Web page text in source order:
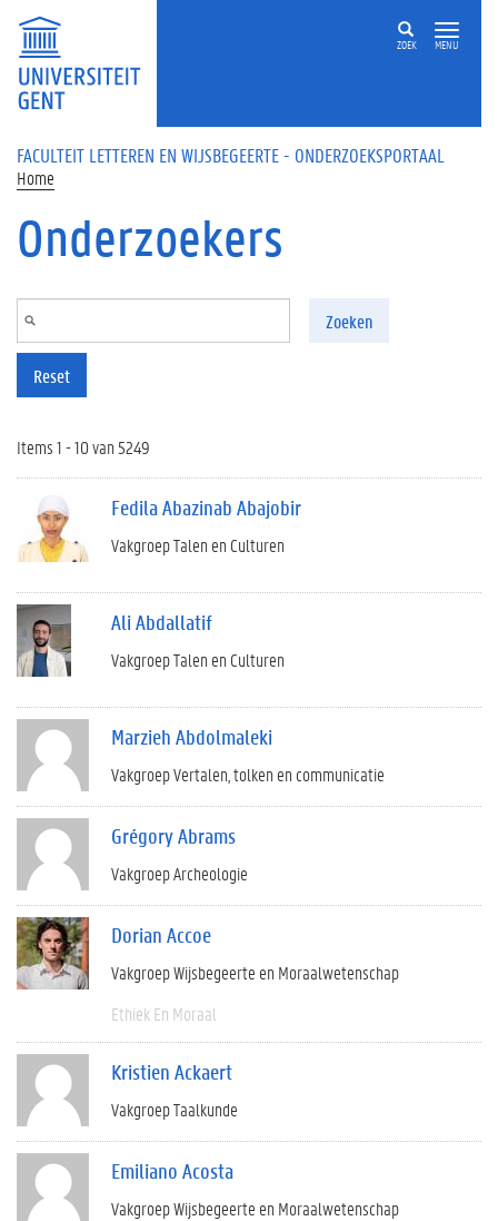
Overslaan en naar de inhoud gaan
ZOEK MENU
FACULTEIT LETTEREN EN WIJSBEGEERTE - ONDERZOEKSPORTAAL
Home
Onderzoekers
Zoeken
Reset
Items 1 - 10 van 5249
Fedila Abazinab Abajobir
Vakgroep Talen en Culturen
Ali Abdallatif
Vakgroep Talen en Culturen
Marzieh Abdolmaleki
Vakgroep Vertalen, tolken en communicatie
Grégory Abrams
Vakgroep Archeologie
Dorian Accoe
Vakgroep Wijsbegeerte en Moraalwetenschap
Ethiek En Moraal
Kristien Ackaert
Vakgroep Taalkunde
Emiliano Acosta
Vakgroep Wijsbegeerte en Moraalwetenschap